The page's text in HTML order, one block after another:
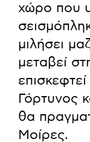
χώρο που
μιλήσει
μεταβεί
Γόρτυνος
θα
Μοίρες.